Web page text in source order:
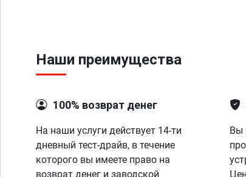
Наши преимущества
100% возврат денег
На наши услуги действует 14-ти
дневный тест-драйв, в течение
которого вы имеете право на
возврат денег и заводской
Вы